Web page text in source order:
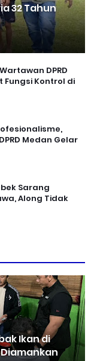
32 Tahun
DPRD
Fungsi Kontrol di
Medan Gelar
Sarang
Along Tidak
Ikan di